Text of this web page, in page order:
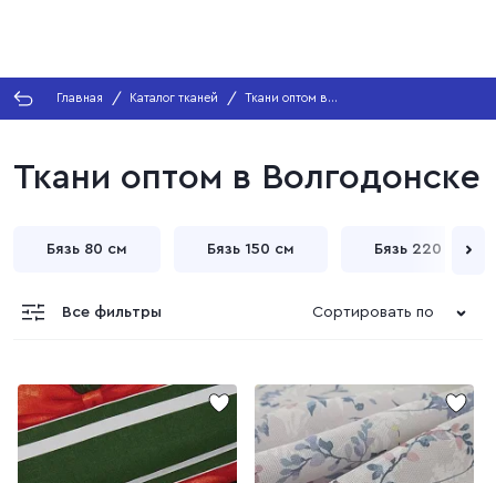
Главная Каталог тканей
Ткани оптом в
Волгодонске
Ткани оптом в Волгодонске
Бязь 80 см Бязь 150 см Бязь 220 см
Все фильтры Сортировать по